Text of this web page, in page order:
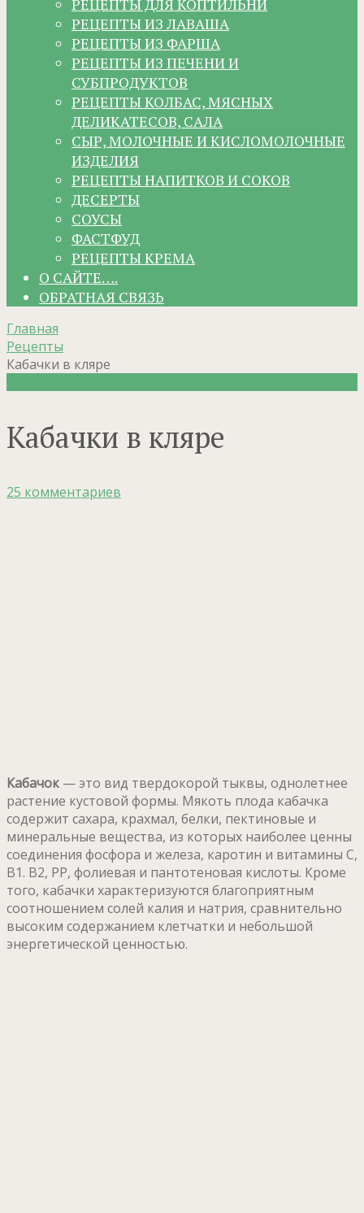
РЕЦЕПТЫ ДЛЯ КОПТИЛЬНИ
РЕЦЕПТЫ ИЗ ЛАВАША
РЕЦЕПТЫ ИЗ ФАРША
РЕЦЕПТЫ ИЗ ПЕЧЕНИ И
СУБПРОДУКТОВ
РЕЦЕПТЫ КОЛБАС, МЯСНЫХ
ДЕЛИКАТЕСОВ, САЛА
СЫР, МОЛОЧНЫЕ И КИСЛОМОЛОЧНЫЕ
ИЗДЕЛИЯ
РЕЦЕПТЫ НАПИТКОВ И СОКОВ
ДЕСЕРТЫ
СОУСЫ
ФАСТФУД
РЕЦЕПТЫ КРЕМА
О САЙТЕ….
ОБРАТНАЯ СВЯЗЬ
Главная
Рецепты
Кабачки в кляре
Кабачки в кляре
25 комментариев
Кабачок — это вид твердокорой тыквы, однолетнее
растение кустовой формы. Мякоть плода кабачка
содержит сахара, крахмал, белки, пектиновые и
минеральные вещества, из которых наиболее ценны
соединения фосфора и железа, каротин и витамины С,
В1. В2, РР, фолиевая и пантотеновая кислоты. Кроме
того, кабачки характеризуются благоприятным
соотношением солей калия и натрия, сравнительно
высоким содержанием клетчатки и небольшой
энергетической ценностью.